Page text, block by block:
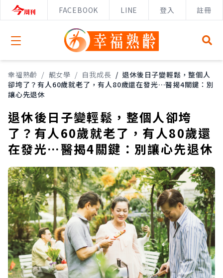
FACEBOOK LINE 登入 註冊
Open menu
幸福熟齡 / 靚女學 / 自我成長 / 退休後日子變輕鬆，整個人
卻垮了？有人60歲就老了，有人80歲還在發光…醫揭4關鍵：別
讓心先退休
退休後日子變輕鬆，整個人卻垮
了？有人60歲就老了，有人80歲還
在發光…醫揭4關鍵：別讓心先退休